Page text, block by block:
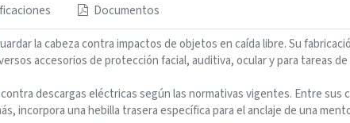
Documentos
la cabeza contra impactos de objetos en caída libre. Su
accesorios de protección facial, auditiva, ocular y para tareas de
descargas eléctricas según las normativas vigentes. Entre sus
incorpora una hebilla trasera específica para el anclaje de una